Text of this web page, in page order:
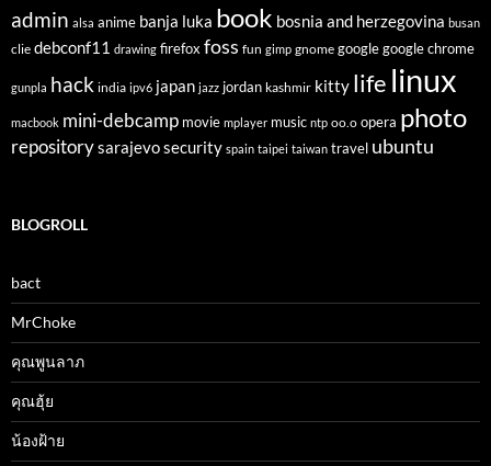
admin alsa anime banja luka book bosnia and herzegovina busan
clie debconf11 drawing firefoxfoss fun gimp gnome google google chrome
gunpla hack india ipv6 japan jazz jordan kashmir kitty life linux
macbook mini-debcamp movie mplayer music ntp oo.o opera photo
repositorysarajevosecurity spain taipei taiwan travel ubuntu
BLOGROLL
bact
MrChoke
คุณพูนลาภ
คุณฮุ้ย
น้องฝ้าย